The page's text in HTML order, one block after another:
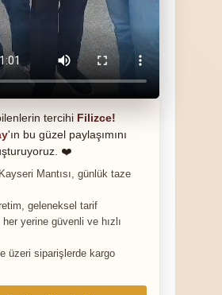
tercihi Filizce!
'ın bu güzel paylaşımını
❤️
Mantısı, günlük taze
geleneksel tarif
her yerine güvenli ve hızlı
üzeri siparişlerde kargo